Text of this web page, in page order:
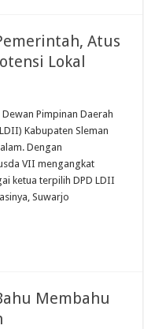
Atus
Lokal
Pimpinan Daerah
Kabupaten Sleman
Dengan
VII mengangkat
ketua terpilih DPD LDII
Suwarjo
Membahu